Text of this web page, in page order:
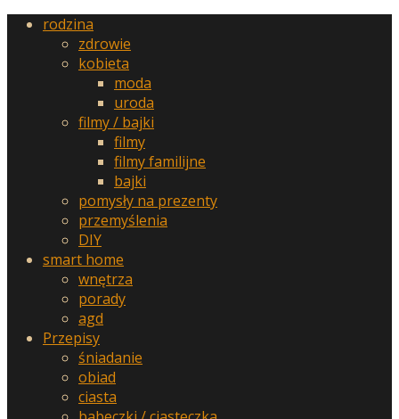
rodzina
zdrowie
kobieta
moda
uroda
filmy / bajki
filmy
filmy familijne
bajki
pomysły na prezenty
przemyślenia
DIY
smart home
wnętrza
porady
agd
Przepisy
śniadanie
obiad
ciasta